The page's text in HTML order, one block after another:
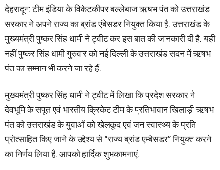
देहरादून: टीम इंडिया के विकेटकीपर बल्लेबाज ऋषभ पंत को उत्तराखंड
सरकार ने अपने राज्य का ब्रांड एंबेसडर नियुक्त किया है. उत्तराखंड के
मुख्यमंत्री पुष्कर सिंह धामी ने ट्वीट कर इस बात की जानकारी दी है. यही
नहीं पुष्कर सिंह धामी गुरुवार को नई दिल्ली के उत्तराखंड सदन में ऋषभ
पंत का सम्मान भी करने जा रहे हैं.
मुख्यमंत्री पुष्कर सिंह धामी ने ट्वीट में लिखा कि प्रदेश सरकार ने
देवभूमि के सपूत एवं भारतीय क्रिकेट टीम के प्रतिभावान खिलाड़ी ऋषभ
पंत को उत्तराखंड के युवाओं को खेलकूद एवं जन स्वास्थ्य के प्रति
प्रोत्साहित किए जाने के उद्देश्य से “राज्य ब्रांड एम्बेसडर” नियुक्त करने
का निर्णय लिया है. आपको हार्दिक शुभकामनाएं.